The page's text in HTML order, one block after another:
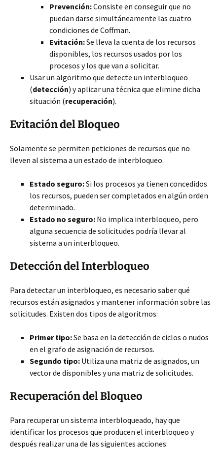
Prevención:Consiste en conseguir que no
puedan darse simultáneamente las cuatro
condiciones de Coffman.
Evitación:Se lleva la cuenta de los recursos
disponibles, los recursos usados por los
procesos y los que van a solicitar.
Usar un algoritmo que detecte un interbloqueo
(detección) y aplicar una técnica que elimine dicha
situación (recuperación).
Evitación del Bloqueo
Solamente se permiten peticiones de recursos que no
lleven al sistema a un estado de interbloqueo.
Estado seguro:Si los procesos ya tienen concedidos
los recursos, pueden ser completados en algún orden
determinado.
Estado no seguro: No implica interbloqueo, pero
alguna secuencia de solicitudes podría llevar al
sistema a un interbloqueo.
Detección del Interbloqueo
Para detectar un interbloqueo, es necesario saber qué
recursos están asignados y mantener información sobre las
solicitudes. Existen dos tipos de algoritmos:
Primer tipo:Se basa en la detección de ciclos o nudos
en el grafo de asignación de recursos.
Segundo tipo: Utiliza una matriz de asignados, un
vector de disponibles y una matriz de solicitudes.
Recuperación del Bloqueo
Para recuperar un sistema interbloqueado, hay que
identificar los procesos que producen el interbloqueo y
después realizar una de las siguientes acciones: